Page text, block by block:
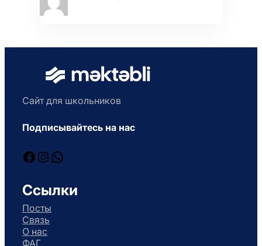
Сайт для школьников
Подписывайтесь на нас
Facebook
Instagram
WhatsApp
Ссылки
Посты
Связь
О нас
ФАГ